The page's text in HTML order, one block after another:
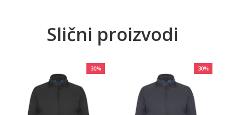
Slični proizvodi
30% 30%